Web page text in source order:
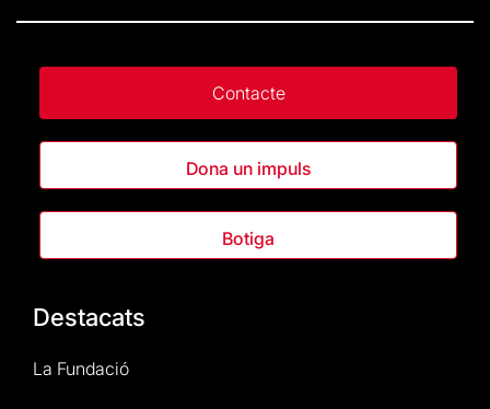
Contacte
Dona un impuls
Botiga
Destacats
La Fundació